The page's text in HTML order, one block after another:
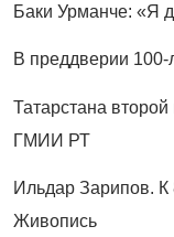
Баки Урманче: «Я
В преддверии
Татарстана
ГМИИ РТ
Ильдар Зарипов. К
Живопись